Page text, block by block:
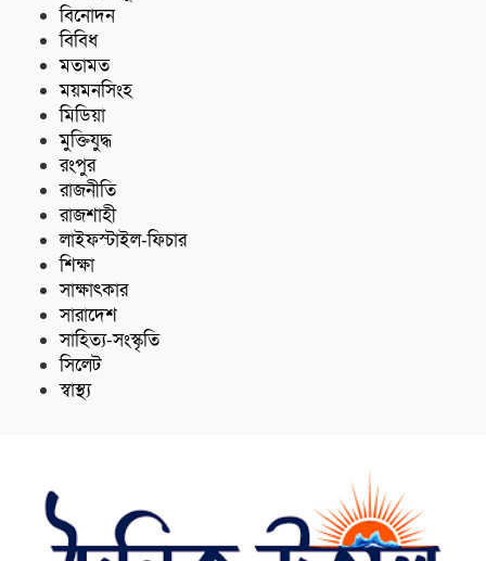
বিনোদন
বিবিধ
মতামত
ময়মনসিংহ
মিডিয়া
মুক্তিযুদ্ধ
রংপুর
রাজনীতি
রাজশাহী
লাইফস্টাইল-ফিচার
শিক্ষা
সাক্ষাৎকার
সারাদেশ
সাহিত্য-সংস্কৃতি
সিলেট
স্বাস্থ্য